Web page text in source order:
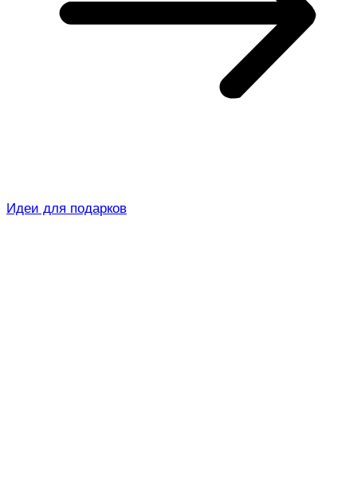
Идеи для подарков